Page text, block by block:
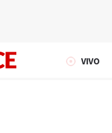
VIVO